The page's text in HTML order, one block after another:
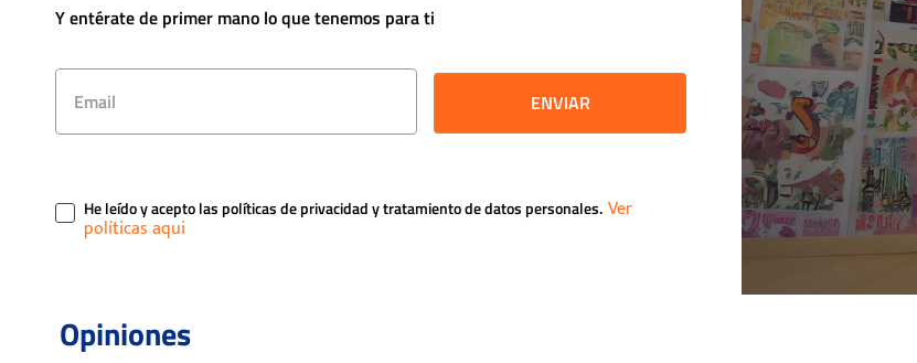
Y entérate de primer mano lo que tenemos para ti
ENVIAR
He leído y acepto las políticas de privacidad y tratamiento de datos personales.